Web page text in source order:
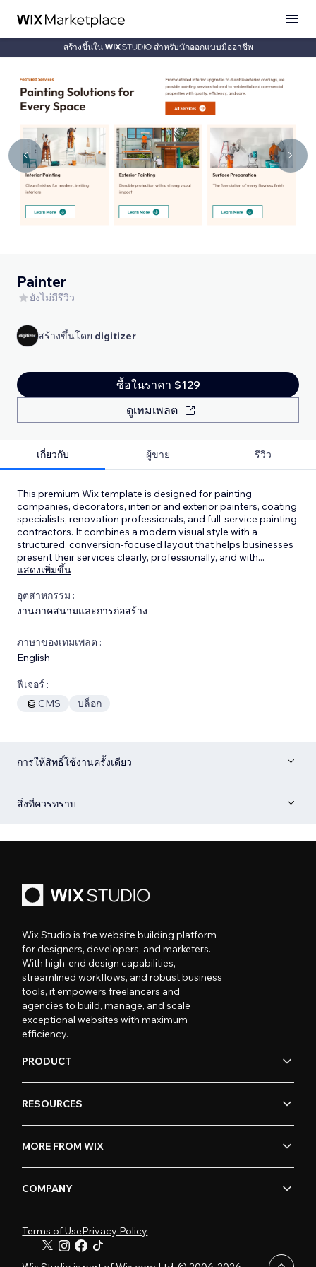
สร้างขึ้นใน สำหรับนักออกแบบมืออาชีพ
Painter
ยังไม่มีรีวิว
สร้างขึ้นโดย digitizer
ซื้อในราคา $129
ดูเทมเพลต
เกี่ยวกับ ผู้ขาย รีวิว
This premium Wix template is designed for painting
companies, decorators, interior and exterior painters, coating
specialists, renovation professionals, and full-service painting
contractors. It combines a modern visual style with a
structured, conversion-focused layout that helps businesses
present their services clearly, professionally, and with...
แสดงเพิ่มขึ้น
อุตสาหกรรม :
งานภาคสนามและการก่อสร้าง
ภาษาของเทมเพลต :
English
ฟีเจอร์ :
CMS
บล็อก
การให้สิทธิ์ใช้งานครั้งเดียว
สิ่งที่ควรทราบ
Wix Studio is the website building platform
for designers, developers, and marketers.
With high-end design capabilities,
streamlined workflows, and robust business
tools, it empowers freelancers and
agencies to build, manage, and scale
exceptional websites with maximum
efficiency.
PRODUCT
RESOURCES
MORE FROM WIX
COMPANY
Terms of UsePrivacy Policy